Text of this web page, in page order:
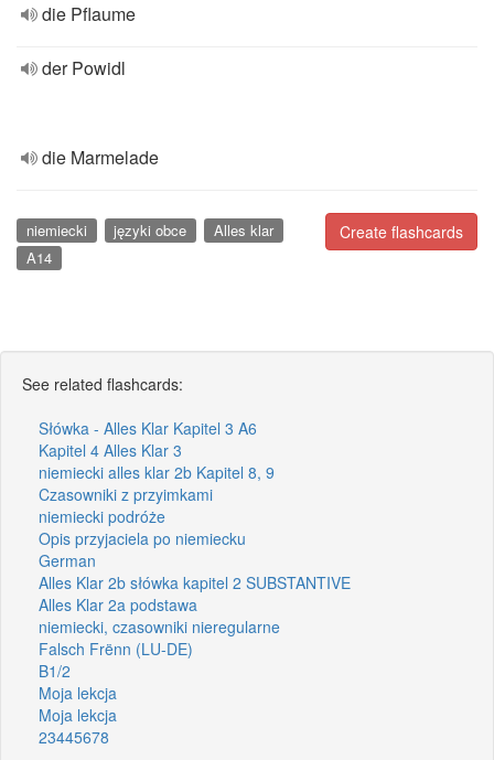
die Pflaume
der Powidl
die Marmelade
Create flashcards
niemiecki języki obce
Alles klar
A14
See related flashcards:
Słówka - Alles Klar Kapitel 3 A6
Kapitel 4 Alles Klar 3
niemiecki alles klar 2b Kapitel 8, 9
Czasowniki z przyimkami
niemiecki podróże
Opis przyjaciela po niemiecku
German
Alles Klar 2b słówka kapitel 2 SUBSTANTIVE
Alles Klar 2a podstawa
niemiecki, czasowniki nieregularne
Falsch Frënn (LU-DE)
B1/2
Moja lekcja
Moja lekcja
23445678